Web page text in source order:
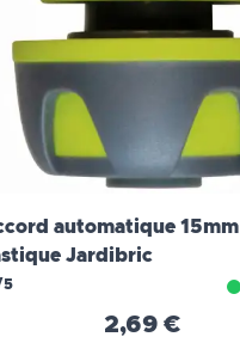
automatique 15mm
Jardibric
5
2,69 €